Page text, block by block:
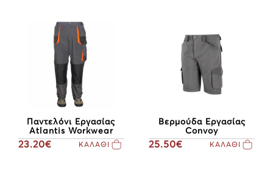
Παντελόνι Εργασίας
Atlantis Workwear
23.20€ ΚΑΛΑΘΙ
Βερμούδα Εργασίας
Convoy
25.50€ ΚΑΛΑΘΙ